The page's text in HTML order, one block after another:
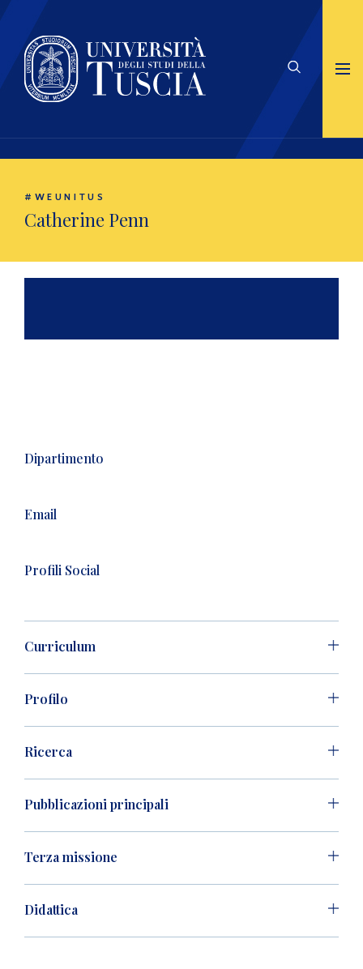
#WEUNITUS
Catherine Penn
Dipartimento
Email
Profili Social
Curriculum
Profilo
Ricerca
Pubblicazioni principali
Terza missione
Didattica